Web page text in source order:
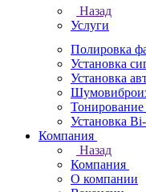
Назад
Услуги
Полировка
Установка
Установка
Установка
Компания
Назад
Компания
О компании